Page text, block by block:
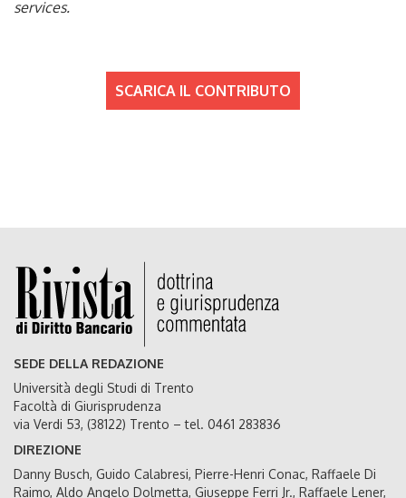
services.
SCARICA IL CONTRIBUTO
SEDE DELLA REDAZIONE
Università degli Studi di Trento
Facoltà di Giurisprudenza
via Verdi 53, (38122) Trento – tel. 0461 283836
DIREZIONE
Danny Busch, Guido Calabresi, Pierre-Henri Conac, Raffaele Di
Raimo, Aldo Angelo Dolmetta, Giuseppe Ferri Jr., Raffaele Lener,